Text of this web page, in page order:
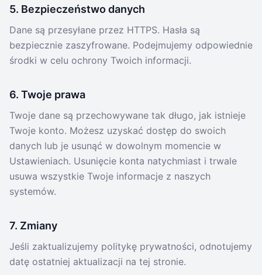
5. Bezpieczeństwo danych
Dane są przesyłane przez HTTPS. Hasła są
bezpiecznie zaszyfrowane. Podejmujemy odpowiednie
środki w celu ochrony Twoich informacji.
6. Twoje prawa
Twoje dane są przechowywane tak długo, jak istnieje
Twoje konto. Możesz uzyskać dostęp do swoich
danych lub je usunąć w dowolnym momencie w
Ustawieniach. Usunięcie konta natychmiast i trwale
usuwa wszystkie Twoje informacje z naszych
systemów.
7. Zmiany
Jeśli zaktualizujemy politykę prywatności, odnotujemy
datę ostatniej aktualizacji na tej stronie.